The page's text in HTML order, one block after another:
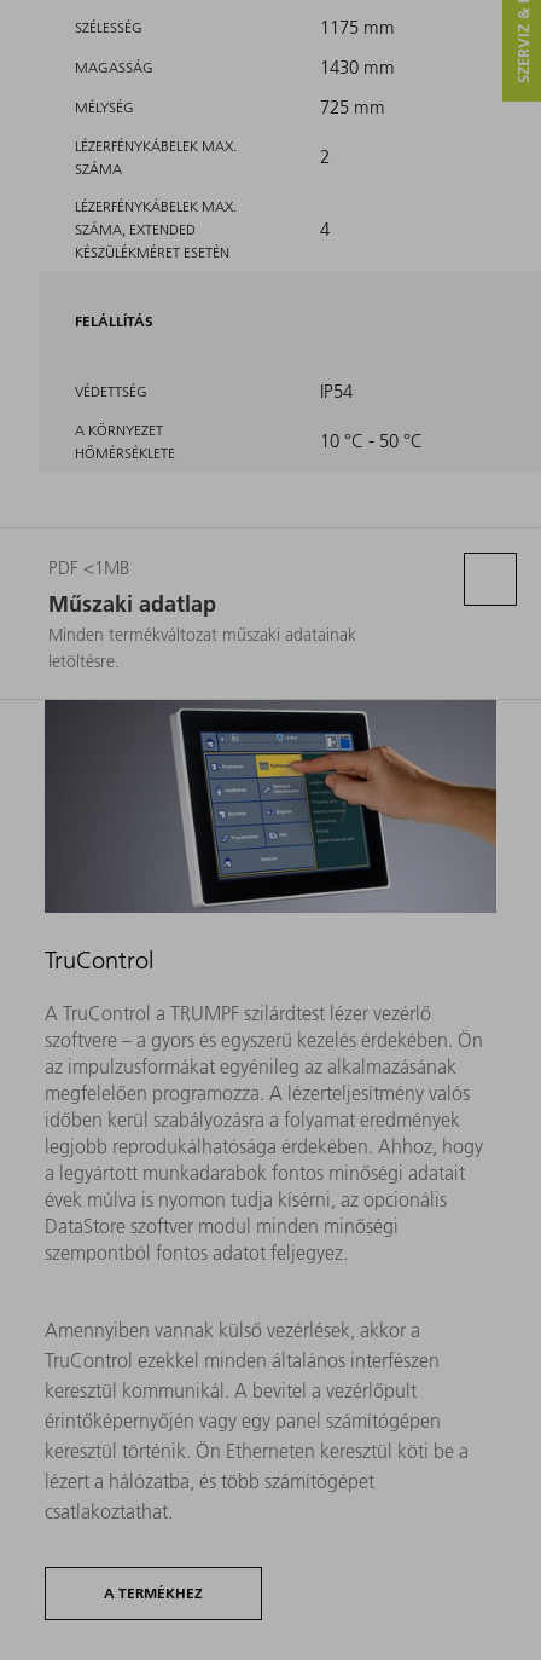
SZÉLESSÉG 1175 mm
MAGASSÁG 1430 mm
MÉLYSÉG 725 mm
LÉZERFÉNYKÁBELEK MAX.
SZÁMA
2
LÉZERFÉNYKÁBELEK MAX.
SZÁMA, EXTENDED
KÉSZÜLÉKMÉRET ESETÉN
4
FELÁLLÍTÁS
VÉDETTSÉG IP54
A KÖRNYEZET
HŐMÉRSÉKLETE
10 °C - 50 °C
PDF <1MB
Műszaki adatlap
Minden termékváltozat műszaki adatainak
letöltésre.
TruControl
A TruControl a TRUMPF szilárdtest lézer vezérlő
szoftvere – a gyors és egyszerű kezelés érdekében. Ön
az impulzusformákat egyénileg az alkalmazásának
megfelelően programozza. A lézerteljesítmény valós
időben kerül szabályozásra a folyamat eredmények
legjobb reprodukálhatósága érdekében. Ahhoz, hogy
a legyártott munkadarabok fontos minőségi adatait
évek múlva is nyomon tudja kísérni, az opcionális
DataStore szoftver modul minden minőségi
szempontból fontos adatot feljegyez.
Amennyiben vannak külső vezérlések, akkor a
TruControl ezekkel minden általános interfészen
keresztül kommunikál. A bevitel a vezérlőpult
érintőképernyőjén vagy egy panel számítógépen
keresztül történik. Ön Etherneten keresztül köti be a
lézert a hálózatba, és több számítógépet
csatlakoztathat.
A TERMÉKHEZ